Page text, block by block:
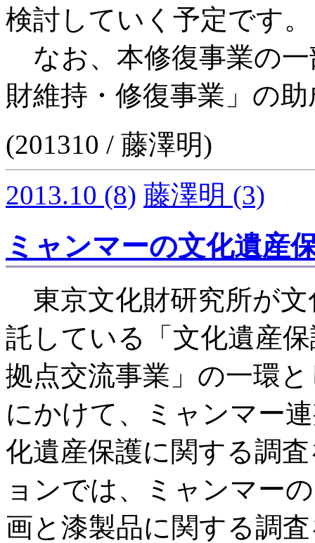
検討していく予定です。
なお、本修復事業の一
財維持・修復事業」の
(201310 / 藤澤明)
2013.10 (8) 藤澤明 (3)
ミャンマーの文化遺産
東京文化財研究所が文
託している「文化遺産
拠点交流事業」の一環
にかけて、ミャンマー
化遺産保護に関する調
ョンでは、ミャンマー
画と漆製品に関する調